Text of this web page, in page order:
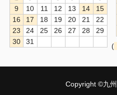
9
10 11 12 13 14
15
16
17 18 19 20 21
22
23
24 25 26 27 28
29
30
31
(
Copyright ©九